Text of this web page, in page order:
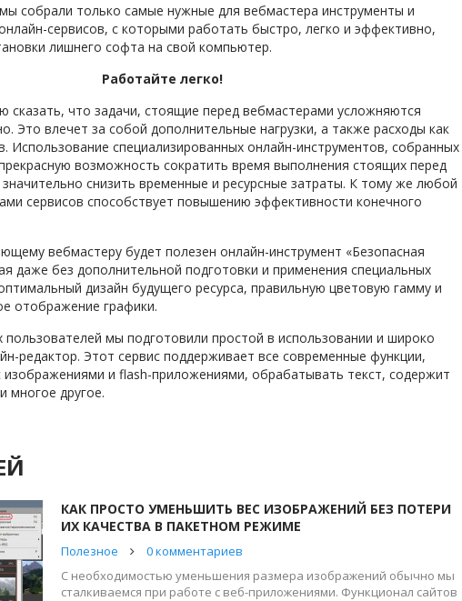
собрали только самые нужные для вебмастера инструменты и
сервисов, с которыми работать быстро, легко и эффективно,
лишнего софта на свой компьютер.
Работайте легко!
сказать, что задачи, стоящие перед вебмастерами усложняются
Это влечет за собой дополнительные нагрузки, а также расходы как
Использование специализированных онлайн-инструментов, собранных
возможность сократить время выполнения стоящих перед
снизить временные и ресурсные затраты. К тому же любой
сервисов способствует повышению эффективности конечного
вебмастеру будет полезен онлайн-инструмент «Безопасная
даже без дополнительной подготовки и применения специальных
дизайн будущего ресурса, правильную цветовую гамму и
отображение графики.
мы подготовили простой в использовании и широко
редактор. Этот сервис поддерживает все современные функции,
изображениями и flash-приложениями, обрабатывать текст, содержит
многое другое.
КАК ПРОСТО УМЕНЬШИТЬ ВЕС ИЗОБРАЖЕНИЙ БЕЗ ПОТЕРИ
ИХ КАЧЕСТВА В ПАКЕТНОМ РЕЖИМЕ
Полезное
0 комментариев
С необходимостью уменьшения размера изображений обычно мы
сталкиваемся при работе с веб-приложениями. Функционал сайтов